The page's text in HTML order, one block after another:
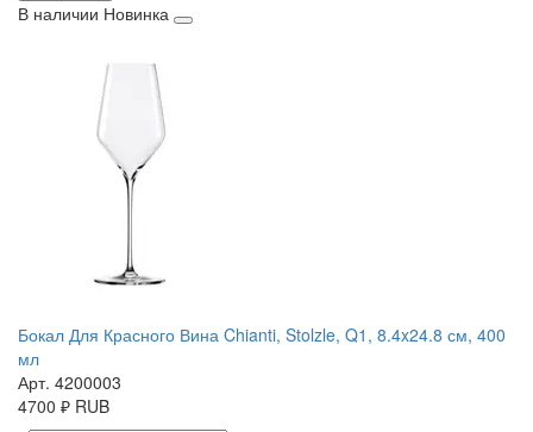
В наличии Новинка
Бокал Для Красного Вина Chianti, Stolzle, Q1, 8.4x24.8 см, 400
мл
Арт. 4200003
4700 ₽ RUB